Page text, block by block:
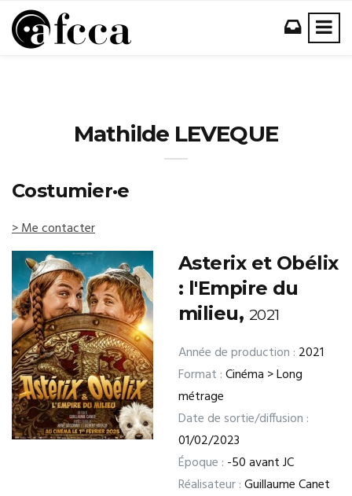
Mathilde LEVEQUE
Costumier·e
> Me contacter
Asterix et Obélix
: l'Empire du
milieu, 2021
Année de production : 2021
Format :Cinéma > Long
métrage
Date de sortie/diffusion :
01/02/2023
Époque : -50 avant JC
Réalisateur :Guillaume Canet